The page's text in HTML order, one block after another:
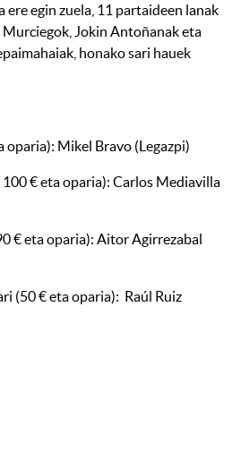
egin zuela, 11 partaideen lanak
Jokin Antoñanak eta
honako sari hauek
oparia): Mikel Bravo (Legazpi)
€ eta oparia): Carlos Mediavilla
€ eta oparia): Aitor Agirrezabal
(50 € eta oparia): Raúl Ruiz